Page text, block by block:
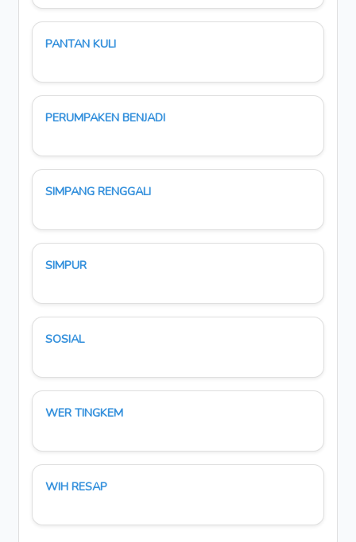
PANTAN KULI
PERUMPAKEN BENJADI
SIMPANG RENGGALI
SIMPUR
SOSIAL
WER TINGKEM
WIH RESAP